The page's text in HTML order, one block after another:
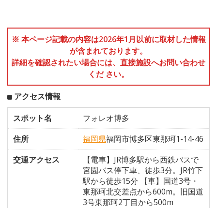
※ 本ページ記載の内容は2026年1月以前に取材した情報
が含まれております。
詳細を確認されたい場合には、直接施設へお問い合わせ
くだ さい。
アクセス情報
スポット名
フォレオ博多
住所
福岡県福岡市博多区東那珂1-14-46
交通アクセス
【電車】JR博多駅から西鉄バスで
宮園バス停下車、徒歩3分。JR竹下
駅から徒歩15分 【車】国道3号・
東那珂北交差点から600m。旧国道
3号東那珂2丁目から500m